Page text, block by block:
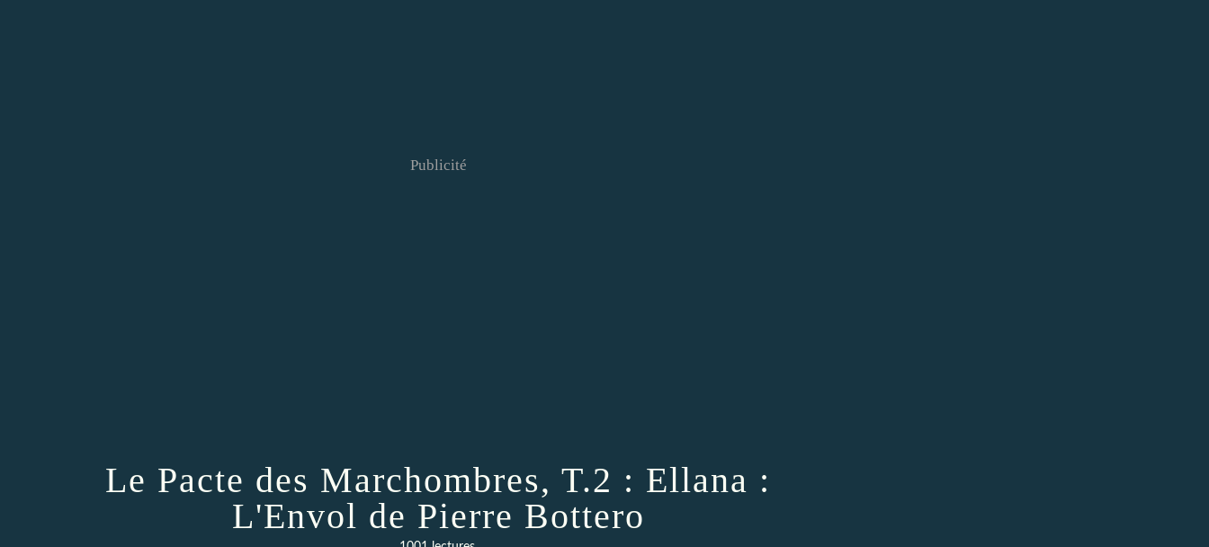
Publicité
Le Pacte des Marchombres, T.2 : Ellana :
L'Envol de Pierre Bottero